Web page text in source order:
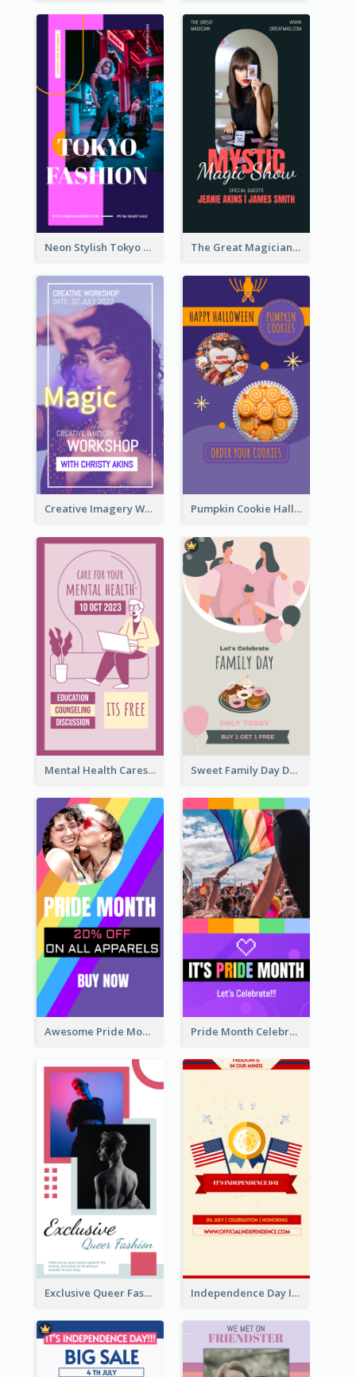
Neon Stylish Tokyo Fashion Night Sale Instagram Design The Great Magician Promote Instagram Stories
Creative Imagery Workshop Instagram Stories Pumpkin Cookie Halloween Promote Instagram Story
Mental Health Caresses Instagram Story Sweet Family Day Dessert Offer Instagram Story
Awesome Pride Month Merch Instagram Story Design Pride Month Celebration Instagram Story Design
Exclusive Queer Fashion Instagram Story Independence Day Info Instagram Story